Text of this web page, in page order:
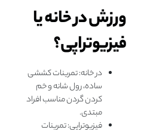
ورزش در خانه یا
فیزیوتراپی؟
در خانه: تمرینات کششی
ساده، رول شانه و خم
کردن گردن مناسب افراد
مبتدی.
فیزیوتراپی: تمرینات